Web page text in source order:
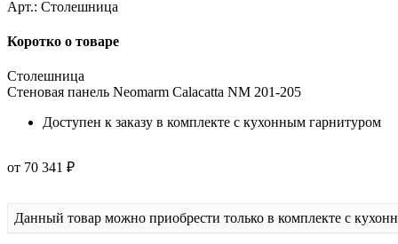
Арт.: Столешница
Коротко о товаре
Столешница
Стеновая панель Neomarm Calacatta NM 201-205
Доступен к заказу в комплекте с кухонным гарнитуром
от 70 341 ₽
Данный товар можно приобрести только в комплекте с